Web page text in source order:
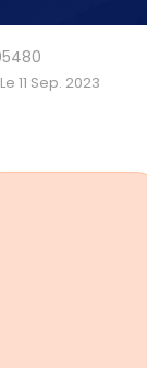
11 Sep. 2023